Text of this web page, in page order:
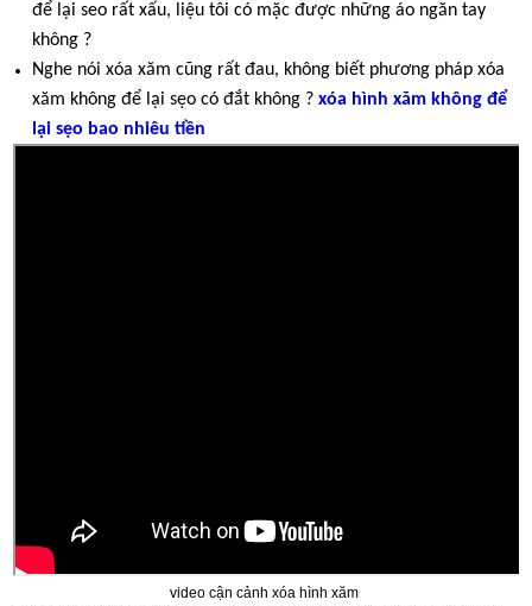
để lại seo rất xấu, liệu tôi có mặc được những áo ngăn tay
không ?
Nghe nói xóa xăm cũng rất đau, không biết phương pháp xóa
xăm không để lại sẹo có đắt không ?xóa hình xăm không để
lại sẹo bao nhiêu tiền
video cận cảnh xóa hình xăm